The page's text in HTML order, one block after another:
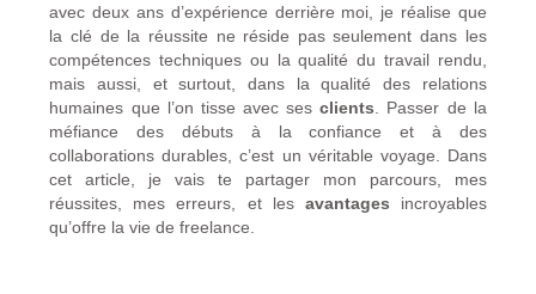
avec deux ans d’expérience derrière moi, je réalise que
la clé de la réussite ne réside pas seulement dans les
compétences techniques ou la qualité du travail rendu,
mais aussi, et surtout, dans la qualité des relations
humaines que l’on tisse avec sesclients . Passer de la
méfiance des débuts à la confiance et à des
collaborations durables, c’est un véritable voyage. Dans
cet article, je vais te partager mon parcours, mes
réussites, mes erreurs, et les avantages incroyables
qu’offre la vie de freelance.